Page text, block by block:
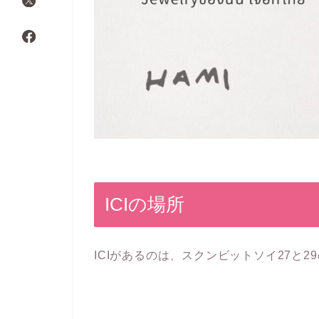
ICIの場所
ICIがあるのは、スクンビットソイ27と